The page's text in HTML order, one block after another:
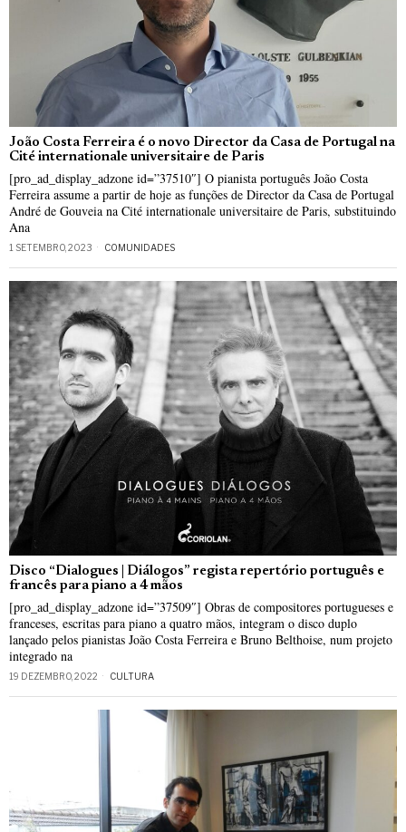
João Costa Ferreira é o novo Director da Casa de Portugal na
Cité internationale universitaire de Paris
[pro_ad_display_adzone id=”37510″] O pianista português João Costa
Ferreira assume a partir de hoje as funções de Director da Casa de Portugal
André de Gouveia na Cité internationale universitaire de Paris, substituindo
Ana
1 SETEMBRO, 2023 COMUNIDADES
Disco “Dialogues | Diálogos” regista repertório português e
francês para piano a 4 mãos
[pro_ad_display_adzone id=”37509″] Obras de compositores portugueses e
franceses, escritas para piano a quatro mãos, integram o disco duplo
lançado pelos pianistas João Costa Ferreira e Bruno Belthoise, num projeto
integrado na
19 DEZEMBRO, 2022 CULTURA